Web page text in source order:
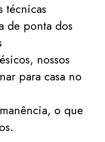
técnicas
de ponta dos
nossos
para casa no
o que